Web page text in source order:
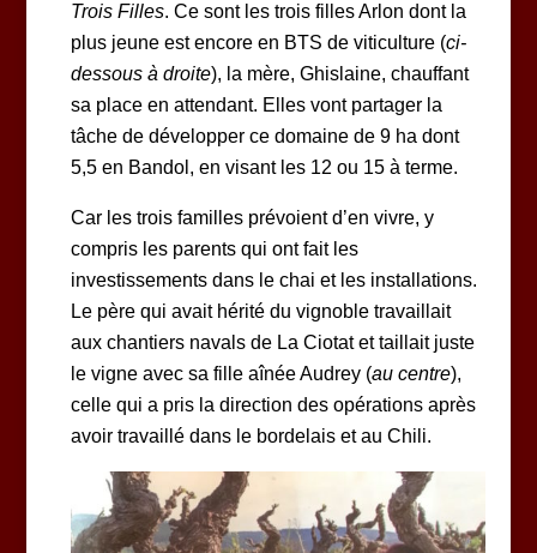
Trois Filles. Ce sont les trois filles Arlon dont la
plus jeune est encore en BTS de viticulture (ci-
dessous à droite), la mère, Ghislaine, chauffant
sa place en attendant. Elles vont partager la
tâche de développer ce domaine de 9 ha dont
5,5 en Bandol, en visant les 12 ou 15 à terme.
Car les trois familles prévoient d’en vivre, y
compris les parents qui ont fait les
investissements dans le chai et les installations.
Le père qui avait hérité du vignoble travaillait
aux chantiers navals de La Ciotat et taillait juste
le vigne avec sa fille aînée Audrey (au centre),
celle qui a pris la direction des opérations après
avoir travaillé dans le bordelais et au Chili.